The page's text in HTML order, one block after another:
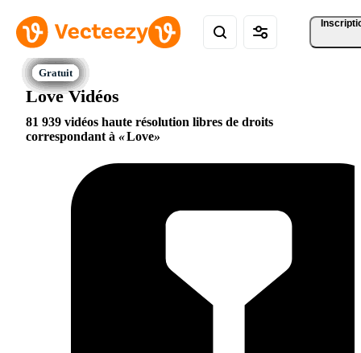
Love Vidéos
81 939 vidéos haute résolution libres de droits
correspondant à
Love